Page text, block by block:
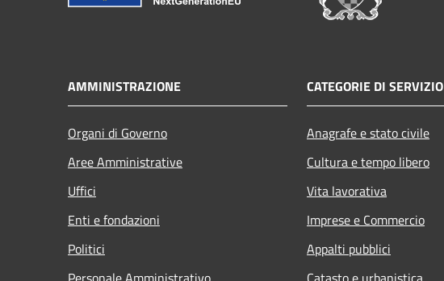
AMMINISTRAZIONE
Organi di Governo
Aree Amministrative
Uffici
Enti e fondazioni
Politici
CATEGORIE DI SERVIZIO
Anagrafe e stato civile
Cultura e tempo libero
Vita lavorativa
Imprese e Commercio
Appalti pubblici